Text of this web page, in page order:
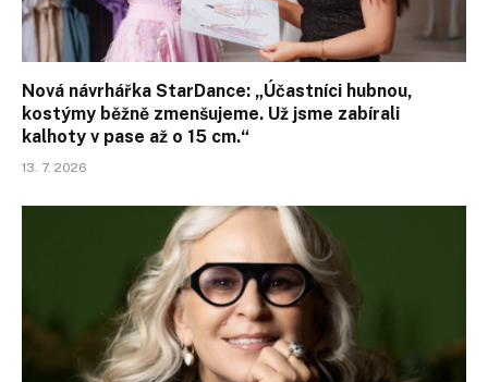
Nová návrhářka StarDance: „Účastníci hubnou,
kostýmy běžně zmenšujeme. Už jsme zabírali
kalhoty v pase až o 15 cm.“
13. 7. 2026